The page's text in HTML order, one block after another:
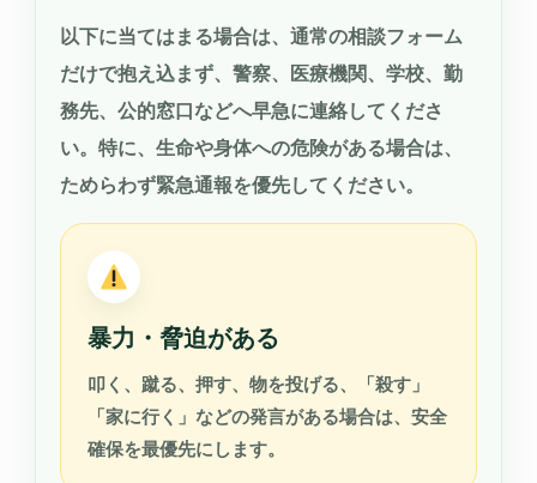
以下に当てはまる場合は、通常の相談フォーム
だけで抱え込まず、警察、医療機関、学校、勤
務先、公的窓口などへ早急に連絡してくださ
い。特に、生命や身体への危険がある場合は、
ためらわず緊急通報を優先してください。
暴力・脅迫がある
叩く、蹴る、押す、物を投げる、「殺す」
「家に行く」などの発言がある場合は、安全
確保を最優先にします。